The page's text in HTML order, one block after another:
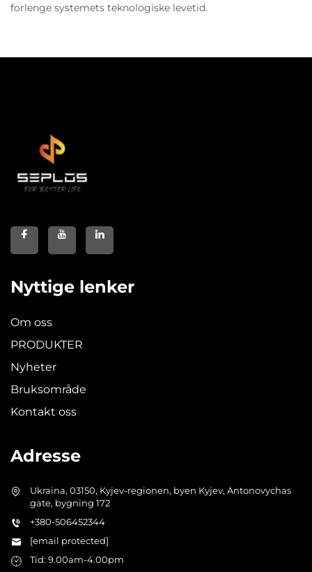
forlenge systemets teknologiske levetid.
Nyttige lenker
Om oss
PRODUKTER
Nyheter
Bruksområde
Kontakt oss
Adresse
Ukraina, 03150, Kyjev-regionen, byen Kyjev, Antonovychas
gate, bygning 172
+380-506452344
[email protected]
Tid: 9.00am-4.00pm